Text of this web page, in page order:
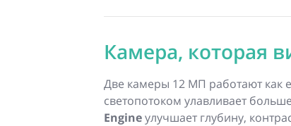
Камера, которая
Две камеры 12 МП работают как
светопотоком улавливает
Engineулучшает глубину,